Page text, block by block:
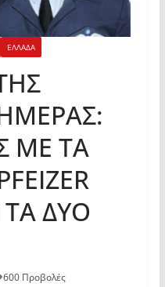
ΕΛΛΑΔΑ
ΜΕ ΤΑ
ΤΑ ΔΥΟ
600 Προβολές